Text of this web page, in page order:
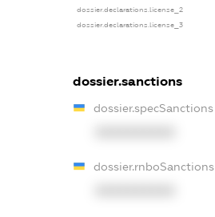
dossier.declarations.license_2
dossier.declarations.license_3
dossier.sanctions
dossier.specSanctions
dossier.rnboSanctions